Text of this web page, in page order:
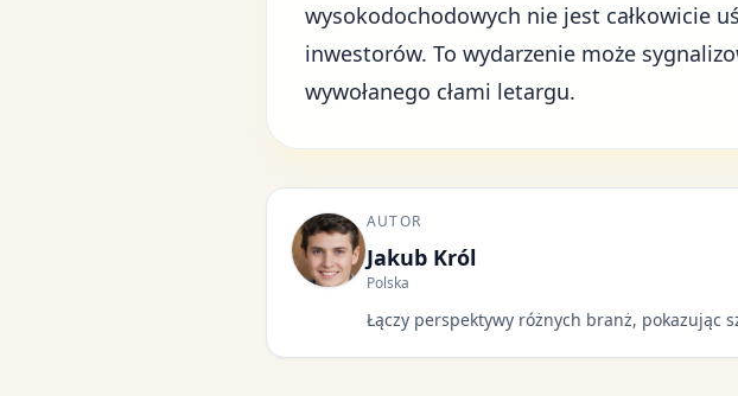
wysokodochodowych nie jest całkowicie
inwestorów. To wydarzenie może
wywołanego cłami letargu.
AUTOR
Jakub Król
Polska
Łączy perspektywy różnych branż, pokazując